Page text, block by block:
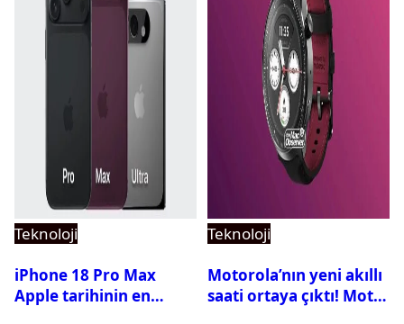
Teknoloji
iPhone 18 Pro Max
Apple tarihinin en
Teknoloji
Motorola’nın yeni akıllı
saati ortaya çıktı! Moto